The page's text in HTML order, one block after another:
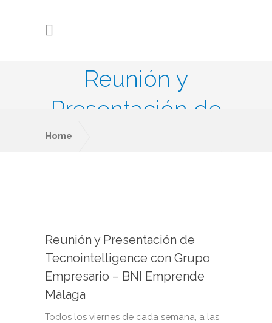
Reunión y
Presentación de
Tecnointelligence
BNI Emprende
Málaga
Home
Reunión y Presentación de
Tecnointelligence con Grupo
Empresario – BNI Emprende
Málaga
Todos los viernes de cada semana, a las